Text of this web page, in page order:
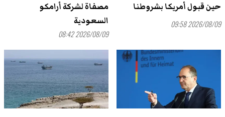
حين قبول أمريكا بشروطنا
2026/08/09 09:58
مصفاة لشركة أرامكو
السعودية
2026/08/09 08:42